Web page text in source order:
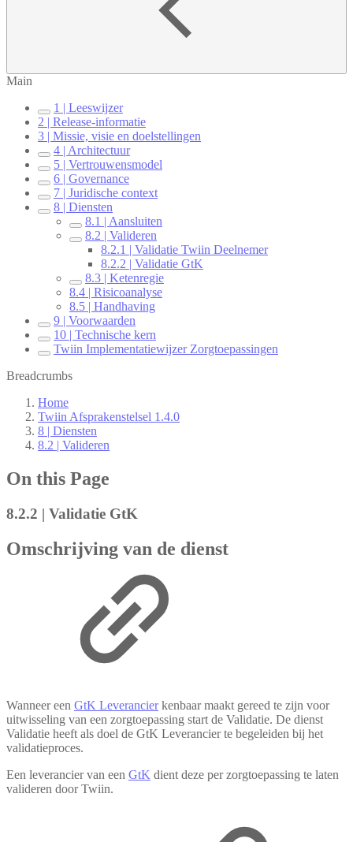
Main
1 | Leeswijzer
2 | Release-informatie
3 | Missie, visie en doelstellingen
4 | Architectuur
5 | Vertrouwensmodel
6 | Governance
7 | Juridische context
8 | Diensten
8.1 | Aansluiten
8.2 | Valideren
8.2.1 | Validatie Twiin Deelnemer
8.2.2 | Validatie GtK
8.3 | Ketenregie
8.4 | Risicoanalyse
8.5 | Handhaving
9 | Voorwaarden
10 | Technische kern
Twiin Implementatiewijzer Zorgtoepassingen
Breadcrumbs
Home
Twiin Afsprakenstelsel 1.4.0
8 | Diensten
8.2 | Valideren
On this Page
8.2.2 | Validatie GtK
Omschrijving van de dienst
Wanneer een GtK Leverancierkenbaar maakt gereed te zijn voor
uitwisseling van een zorgtoepassing start de Validatie. De dienst
Validatie heeft als doel de GtK Leverancier te begeleiden bij het
validatieproces.
Een leverancier van een GtK dient deze per zorgtoepassing te laten
valideren door Twiin.